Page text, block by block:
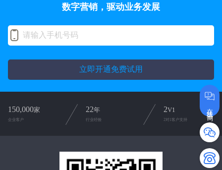
在线咨询
数字营销，驱动业务发展
立即开通免费试用
150,000家
企业客户
22年
行业经验
2V1
2对1客户支持